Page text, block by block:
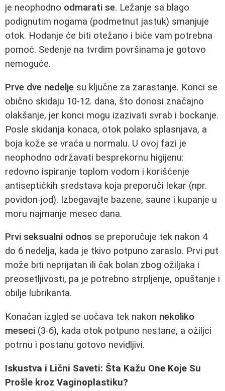
je neophodno odmarati se. Ležanje sa blago
podignutim nogama (podmetnut jastuk) smanjuje
otok. Hodanje će biti otežano i biće vam potrebna
pomoć. Sedenje na tvrdim površinama je gotovo
nemoguće.
Prve dve nedelje su ključne za zarastanje. Konci se
obično skidaju 10-12. dana, što donosi značajno
olakšanje, jer konci mogu izazivati svrab i bockanje.
Posle skidanja konaca, otok polako splasnjava, a
boja kože se vraća u normalu. U ovoj fazi je
neophodno održavati besprekornu higijenu:
redovno ispiranje toplom vodom i korišćenje
antiseptičkih sredstava koja preporuči lekar (npr.
povidon-jod). Izbegavajte bazene, saune i kupanje u
moru najmanje mesec dana.
Prvi seksualni odnos se preporučuje tek nakon 4
do 6 nedelja, kada je tkivo potpuno zaraslo. Prvi put
može biti neprijatan ili čak bolan zbog ožiljaka i
preosetljivosti, pa je potrebno strpljenje, opuštanje i
obilje lubrikanta.
Konačan izgled se uočava tek nakon nekoliko
meseci (3-6), kada otok potpuno nestane, a ožiljci
potrnu i postanu gotovo nevidljivi.
Iskustva i Lični Saveti: Šta Kažu One Koje Su
Prošle kroz Vaginoplastiku?